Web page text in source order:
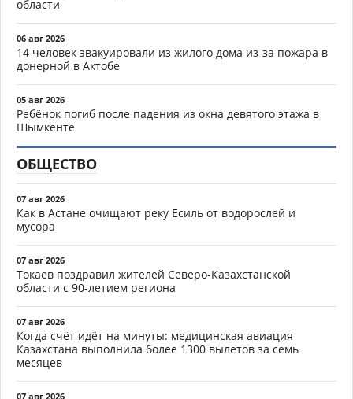
области
06 авг 2026
14 человек эвакуировали из жилого дома из-за пожара в
донерной в Актобе
05 авг 2026
Ребёнок погиб после падения из окна девятого этажа в
Шымкенте
ОБЩЕСТВО
07 авг 2026
Как в Астане очищают реку Есиль от водорослей и
мусора
07 авг 2026
Токаев поздравил жителей Северо-Казахстанской
области с 90-летием региона
07 авг 2026
Когда счёт идёт на минуты: медицинская авиация
Казахстана выполнила более 1300 вылетов за семь
месяцев
07 авг 2026